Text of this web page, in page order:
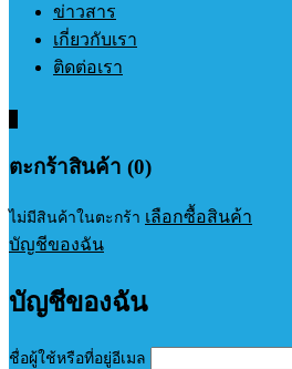
ข่าวสาร
เกี่ยวกับเรา
ติดต่อเรา
ตะกร้าสินค้า (0)
ไม่มีสินค้าในตะกร้า เลือกซื้อสินค้า
บัญชีของฉัน
บัญชีของฉัน
ชื่อผู้ใช้หรือที่อยู่อีเมล